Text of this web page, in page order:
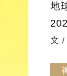
地
文 /